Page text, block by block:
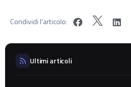
Condividi l'articolo:
Ultimi articoli